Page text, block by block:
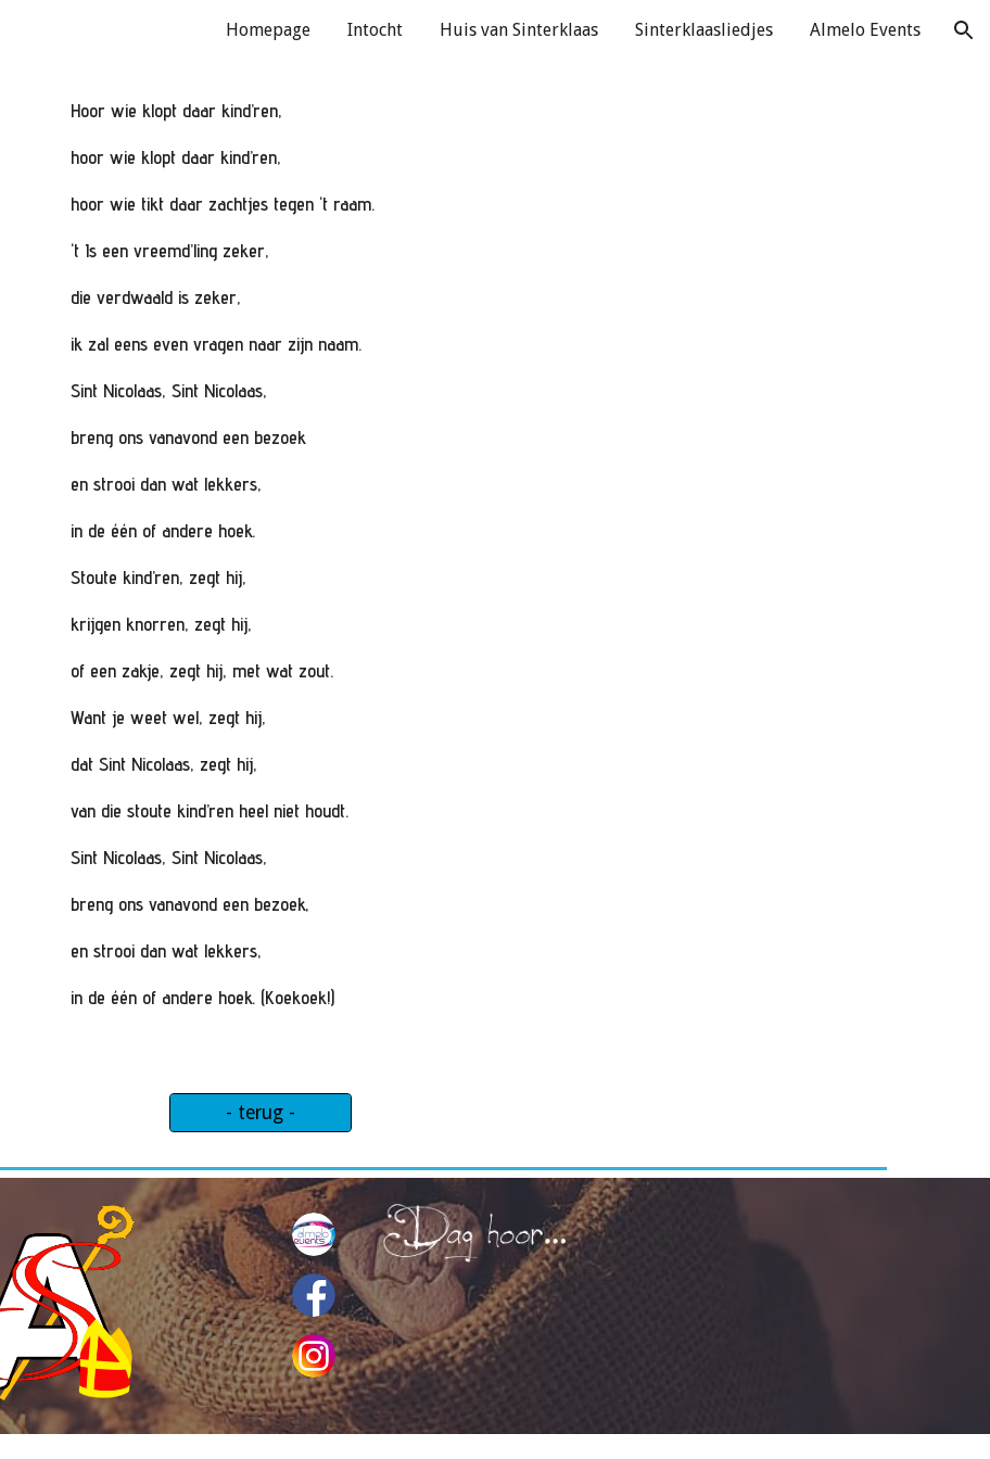
Skip to navigation
Homepage Intocht Huis van Sinterklaas Sinterklaasliedjes Almelo Events
Hoor wie klopt daar kind’ren,
hoor wie klopt daar kind’ren,
hoor wie tikt daar zachtjes tegen ‘t raam.
‘t Is een vreemd’ling zeker,
die verdwaald is zeker,
ik zal eens even vragen naar zijn naam.
Sint Nicolaas, Sint Nicolaas,
breng ons vanavond een bezoek
en strooi dan wat lekkers,
in de één of andere hoek.
Stoute kind’ren, zegt hij,
krijgen knorren, zegt hij,
of een zakje, zegt hij, met wat zout.
Want je weet wel, zegt hij,
dat Sint Nicolaas, zegt hij,
van die stoute kind’ren heel niet houdt.
Sint Nicolaas, Sint Nicolaas,
breng ons vanavond een bezoek,
en strooi dan wat lekkers,
in de één of andere hoek. (Koekoek!)
- terug -